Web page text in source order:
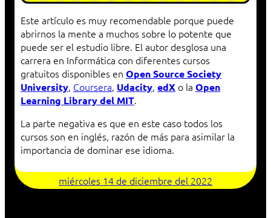
Este artículo es muy recomendable porque puede
abrirnos la mente a muchos sobre lo potente que
puede ser el estudio libre. El autor desglosa una
carrera en Informática con diferentes cursos
gratuitos disponibles en Open Source Society
University, Coursera, Udacity, edX o la Open
Learning Library del MIT.
La parte negativa es que en este caso todos los
cursos son en inglés, razón de más para asimilar la
importancia de dominar ese idioma.
miércoles 14 de diciembre del 2022